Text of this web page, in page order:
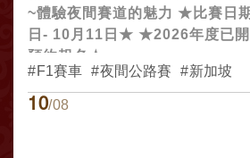
~體驗夜間賽道的魅力 ★比賽日
日- 10月11日★ ★2026年度已開
預約報名★
F1賽車
夜間公路賽 新加坡
10/08